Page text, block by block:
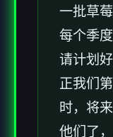
一批草
每个季
请计划
正我们
时，将
他们了